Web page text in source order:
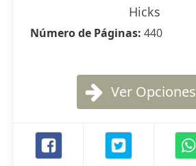
Hicks
Número de Páginas: 440
Ver Opciones